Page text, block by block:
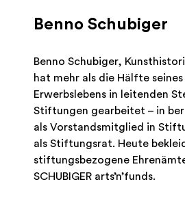
Benno Schubiger
Benno Schubiger,
hat mehr als die Hälfte
Erwerbslebens in leitenden
Stiftungen gearbeitet – in
als Vorstandsmitglied in
als Stiftungsrat. Heute
stiftungsbezogene
SCHUBIGER arts’n’funds.